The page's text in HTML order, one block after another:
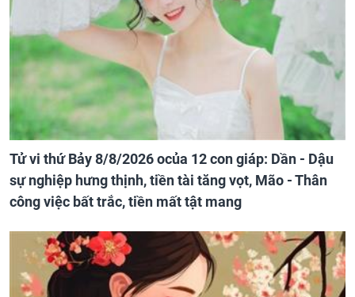
Tử vi thứ Bảy 8/8/2026 ocủa 12 con giáp: Dần - Dậu
sự nghiệp hưng thịnh, tiền tài tăng vọt, Mão - Thân
công việc bất trắc, tiền mất tật mang